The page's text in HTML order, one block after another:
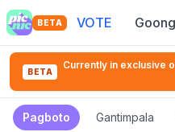
BETA VOTE
BETA
Currently in exclusive
Pagboto Gantimpala